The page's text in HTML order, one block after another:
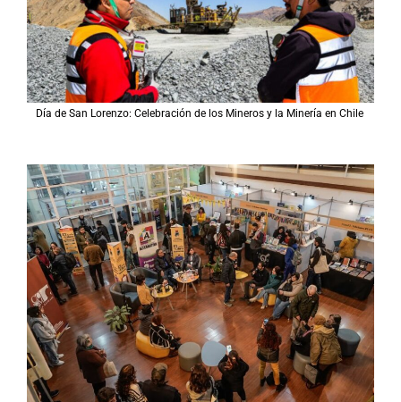
Día de San Lorenzo: Celebración de los Mineros y la Minería en Chile